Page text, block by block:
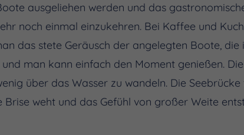
ausgeliehen werden und das
noch einmal einzukehren. Bei Kaffee und
das stete Geräusch der angelegten Boote, die
und man kann einfach den Moment genießen.
über das Wasser zu wandeln. Die
weht und das Gefühl von großer Weite